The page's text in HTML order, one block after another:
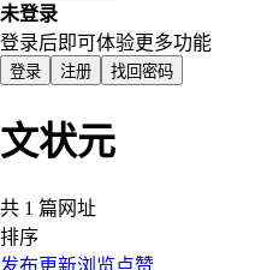
未登录
登录后即可体验更多功能
登录 注册 找回密码
文状元
共 1 篇网址
排序
发布更新浏览点赞